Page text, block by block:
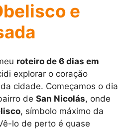
e
roteiro de 6 dias em
explorar o coração
cidade. Começamos o dia
de San Nicolás, onde
, símbolo máximo da
lo de perto é quase